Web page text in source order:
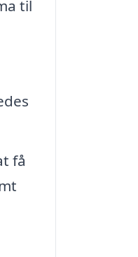
til
få